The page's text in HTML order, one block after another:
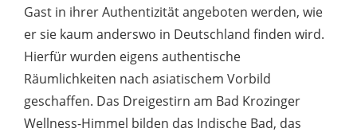
Gast in ihrer Authentizität angeboten werden, wie
er sie kaum anderswo in Deutschland finden wird.
Hierfür wurden eigens authentische
Räumlichkeiten nach asiatischem Vorbild
geschaffen. Das Dreigestirn am Bad Krozinger
Wellness-Himmel bilden das Indische Bad, das